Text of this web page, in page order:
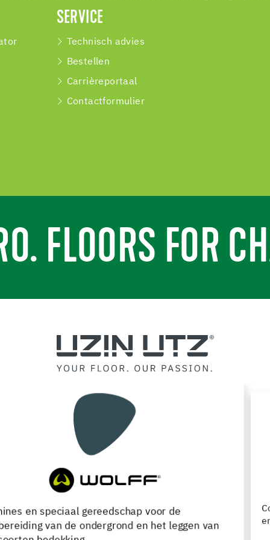
SERVICE
Technisch advies
Bestellen
Carrièreportaal
Contactformulier
FLOORS FOR
Compleet assortiment voor de verwerking, renovatie
en onderhoud van houten vloeren